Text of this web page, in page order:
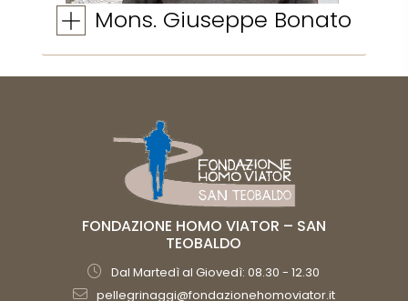
Mons. Giuseppe Bonato
FONDAZIONE HOMO VIATOR – SAN
TEOBALDO
Dal Martedì al Giovedì: 08.30 - 12.30
pellegrinaggi@fondazionehomoviator.it